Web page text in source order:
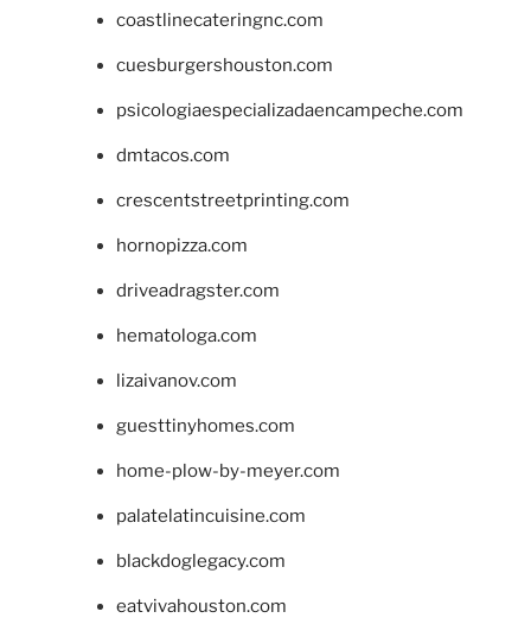
coastlinecateringnc.com
cuesburgershouston.com
psicologiaespecializadaencampeche.com
dmtacos.com
crescentstreetprinting.com
hornopizza.com
driveadragster.com
hematologa.com
lizaivanov.com
guesttinyhomes.com
home-plow-by-meyer.com
palatelatincuisine.com
blackdoglegacy.com
eatvivahouston.com